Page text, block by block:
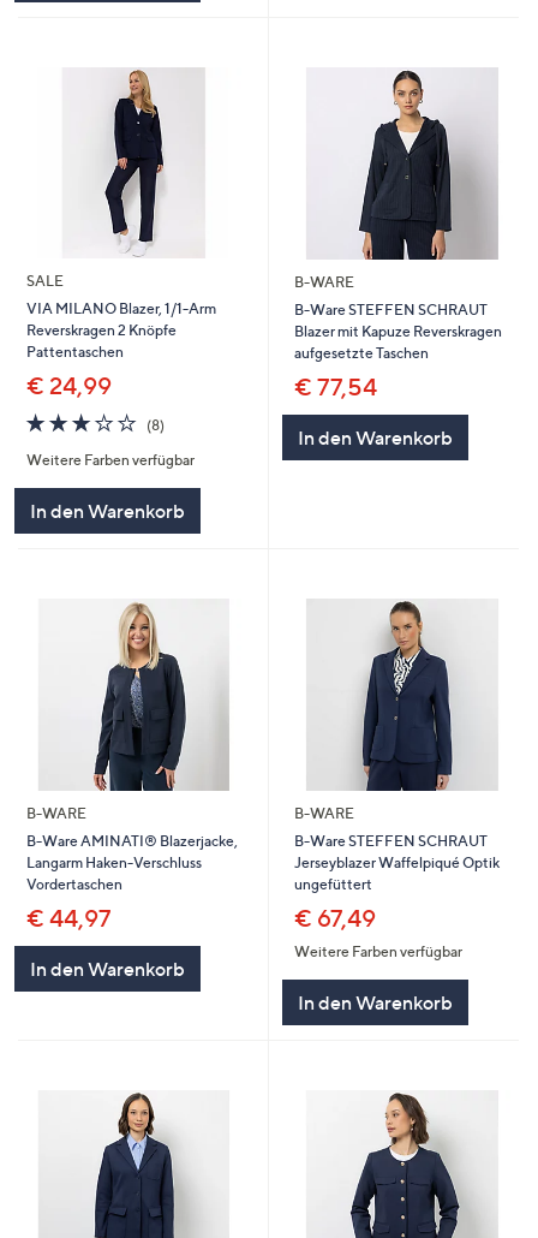
SALE
VIA MILANO Blazer, 1/1-Arm
Reverskragen 2 Knöpfe
Pattentaschen
€ 24,99
3.1
von
5
(8)8
Weitere Farben verfügbar
In den Warenkorb
B-WARE
B-Ware STEFFEN SCHRAUT
Blazer mit Kapuze Reverskragen
aufgesetzte Taschen
€ 77,54
In den Warenkorb
B-WARE
B-Ware AMINATI® Blazerjacke,
Langarm Haken-Verschluss
Vordertaschen
€ 44,97
In den Warenkorb
B-WARE
B-Ware STEFFEN SCHRAUT
Jerseyblazer Waffelpiqué Optik
ungefüttert
€ 67,49
Weitere Farben verfügbar
In den Warenkorb